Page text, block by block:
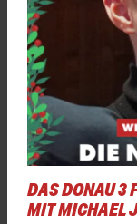
DAS DONAU 3
MIT MICHAEL